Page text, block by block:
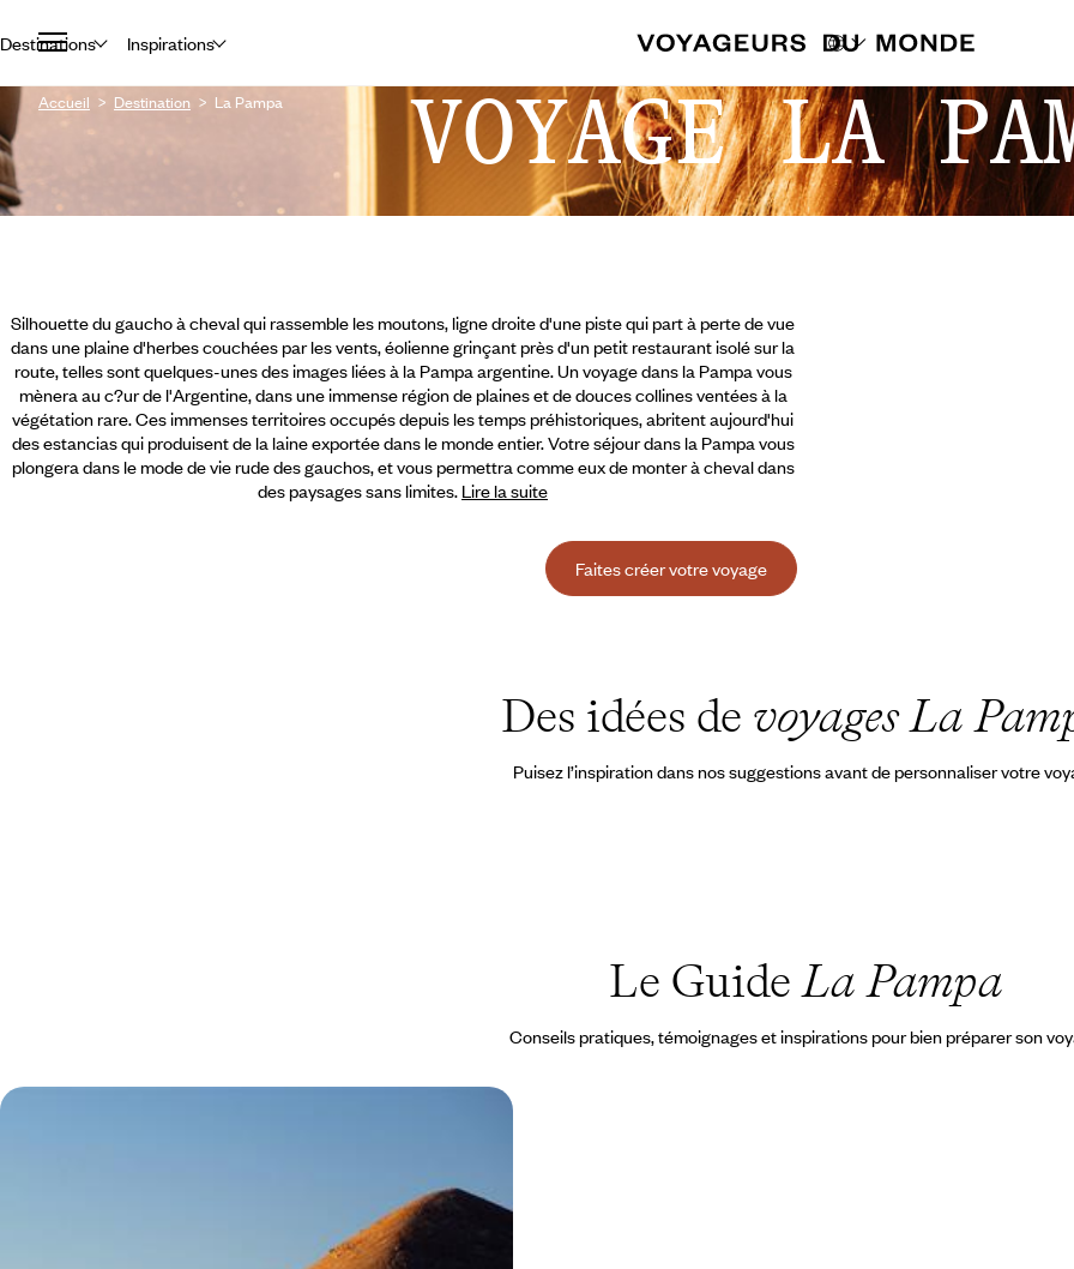
Destinations Inspirations
Accueil Destination La Pampa VOYAGE LA
Silhouette du gaucho à cheval qui rassemble les moutons, ligne droite d'une piste qui part à perte de vue
dans une plaine d'herbes couchées par les vents, éolienne grinçant près d'un petit restaurant isolé sur la
route, telles sont quelques-unes des images liées à la Pampa argentine. Un voyage dans la Pampa vous
mènera au c?ur de l'Argentine, dans une immense région de plaines et de douces collines ventées à la
végétation rare. Ces immenses territoires occupés depuis les temps préhistoriques, abritent aujourd'hui
des estancias qui produisent de la laine exportée dans le monde entier. Votre séjourdans la Pampa vous
plongera dans le mode de vie rude des gauchos, et vous permettra comme eux de monter à cheval dans
des paysages sans limites. Lire la suite
Faites créer votre voyage
Des idées de voyages La
Puisez l’inspiration dans nos suggestions avant de personnaliser votre
Le GuideLa Pampa
Conseils pratiques, témoignages et inspirations pour bien préparer son